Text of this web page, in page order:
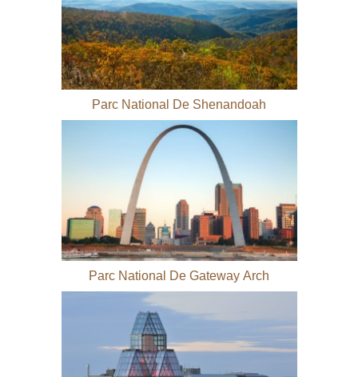
Parc National De Shenandoah
Parc National De Gateway Arch